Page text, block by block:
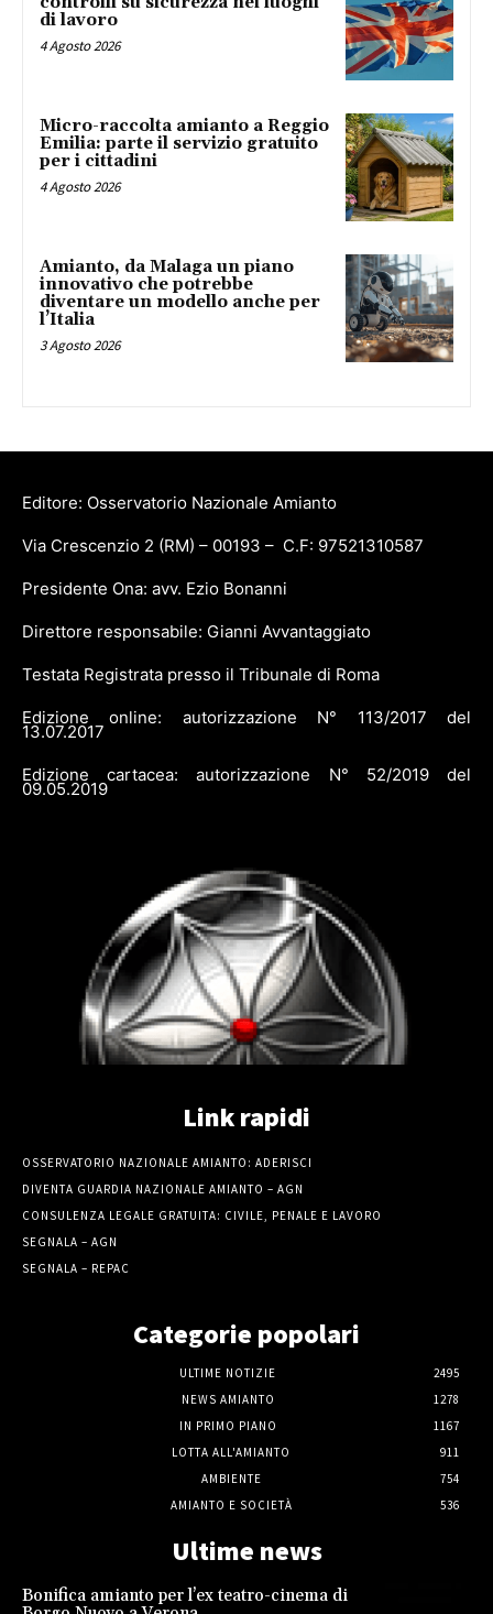
di lavoro
4 Agosto 2026
Micro-raccolta amianto a Reggio
Emilia: parte il servizio gratuito
per i cittadini
4 Agosto 2026
Amianto, da Malaga un piano
innovativo che potrebbe
diventare un modello anche per
l’Italia
3 Agosto 2026
Editore: Osservatorio Nazionale Amianto
Via Crescenzio 2 (RM) – 00193 – C.F: 97521310587
Presidente Ona: avv. Ezio Bonanni
Direttore responsabile: Gianni Avvantaggiato
Testata Registrata presso il Tribunale di Roma
Edizione online: autorizzazione N° 113/2017 del
13.07.2017
Edizione cartacea: autorizzazione N° 52/2019 del
09.05.2019
Link rapidi
OSSERVATORIO NAZIONALE AMIANTO: ADERISCI
DIVENTA GUARDIA NAZIONALE AMIANTO – AGN
CONSULENZA LEGALE GRATUITA: CIVILE, PENALE E LAVORO
SEGNALA – AGN
SEGNALA – REPAC
Categorie popolari
ULTIME NOTIZIE
2495
NEWS AMIANTO
1278
IN PRIMO PIANO
1167
LOTTA ALL'AMIANTO
911
AMBIENTE
754
AMIANTO E SOCIETÀ
536
Ultime news
Bonifica amianto per l’ex teatro-cinema di